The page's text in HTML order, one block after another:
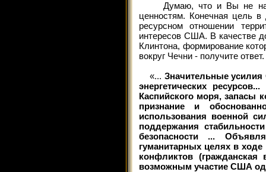
Думаю, что и Вы не
ценностям. Конечная цель
ресурсном отношении
интересов США. В качестве
Клинтона, формирование
вокруг Чечни - получите
«... Значительные
энергетических
Каспийского моря, запасы
признание и
использования военной
поддержания
безопасности ...
гуманитарных целях в
конфликтов
возможным участие США